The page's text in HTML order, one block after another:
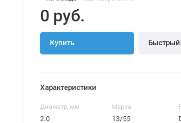
0 руб.
Купить Быстрый
Характеристики
Диаметр, мм
2.0
Марка
13/55